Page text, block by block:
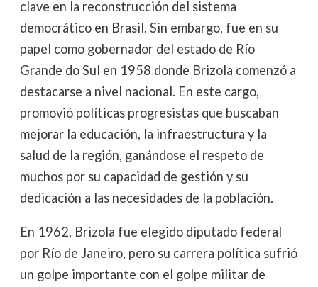
clave en la reconstrucción del sistema
democrático en Brasil. Sin embargo, fue en su
papel como gobernador del estado de Río
Grande do Sul en 1958 donde Brizola comenzó a
destacarse a nivel nacional. En este cargo,
promovió políticas progresistas que buscaban
mejorar la educación, la infraestructura y la
salud de la región, ganándose el respeto de
muchos por su capacidad de gestión y su
dedicación a las necesidades de la población.
En 1962, Brizola fue elegido diputado federal
por Río de Janeiro, pero su carrera política sufrió
un golpe importante con el golpe militar de